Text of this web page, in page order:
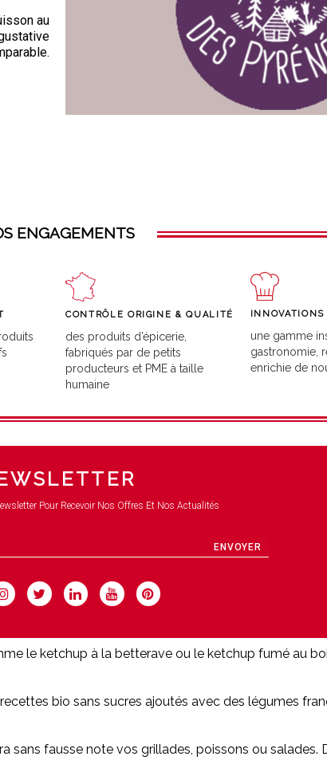
au
ENGAGEMENTS
CONTRÔLE ORIGINE & QUALITÉ
des produits d’épicerie,
fabriqués par de petits
producteurs et PME à taille
humaine
INNOVATIONS
une gamme
gastronomie,
enrichie de
Pour Recevoir Nos Offres Et Nos Actualités
ENVOYER
le ketchup à la betterave ou le ketchup fumé au
bio sans sucres ajoutés avec des légumes
fausse note vos grillades, poissons ou salades.